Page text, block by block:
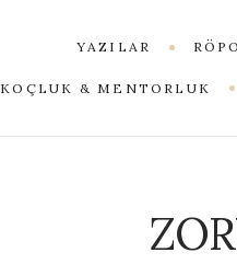
YAZILAR
KOÇLUK & MENTORLUK